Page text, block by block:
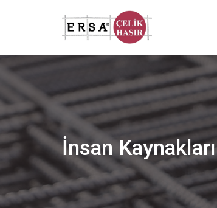
İnsan Kaynakları